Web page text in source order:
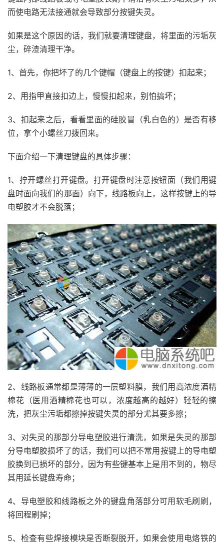
而使电路无法接通就会导致部分按键失灵。
如果是这个原因的话，我们就要清理键盘，将里面的污垢灰
尘，碎渣清理干净。
1、首先，你把坏了的几个键帽（键盘上的按键）扣起来；
2、用指甲直接扣边上，慢慢扣起来，别怕搞坏；
3、扣起来之后，看看里面的硅胶冒（乳白色的）是否有移
位，拿个小螺丝刀拨回来。
下面介绍一下清理键盘的具体步骤：
1、拧开螺丝打开键盘。打开键盘时注意按钮面（我们用键
盘时面向我们的那面）向下，线路板向上，这样按键上的导
电塑胶才不会脱落；
2、线路板通常都是薄薄的一层塑料膜，我们用高浓度酒精
棉花（医用酒精棉花也可以，浓度越高的越好）轻轻的擦
洗，把灰尘污垢都擦掉按键失灵的部分尤其要多擦；
3、对失灵的那部分导电塑胶进行清洗，如果是失灵的那部
分导电塑胶损坏了的话，我们可以把不常用按键上的导电塑
胶换到已损坏的部分，因为有些键基本上是用不到的，物尽
其用延长键盘寿命；
4、导电塑胶和线路板之外的键盘角落部分可用软毛刷刷，
将回程刷掉；
5、检查有些焊接模块是否断裂脱开，如果会使用电烙铁的